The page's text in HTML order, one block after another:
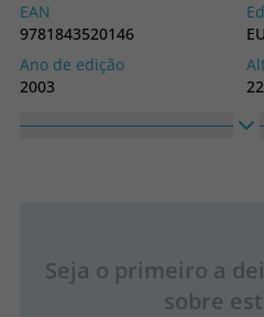
EAN
9781843520146
Ano de edição
2003
22
Seja o primeiro a
sobre